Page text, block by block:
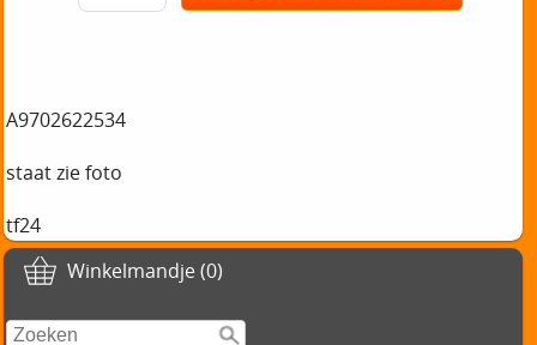
Winkelmandje (0)
A9702622534
staat zie foto
tf24